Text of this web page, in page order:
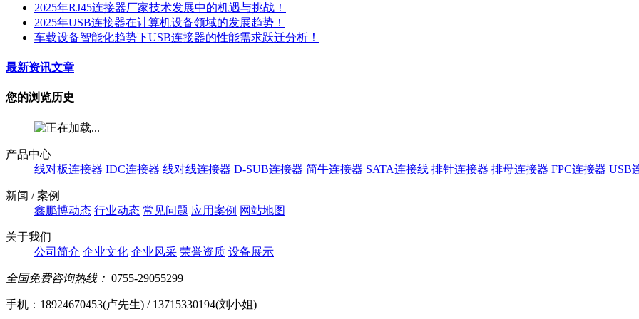
2025年RJ45连接器厂家技术发展中的机遇与挑战！
2025年USB连接器在计算机设备领域的发展趋势！
车载设备智能化趋势下USB连接器的性能需求跃迁分析！
最新资讯文章
您的浏览历史
产品中心
线对板连接器 IDC连接器 线对线连接器 D-SUB连接器 简牛连接器 SATA连接线 排针连接器 排母连接器 FPC连接器 USB
新闻 / 案例
鑫鹏博动态 行业动态 常见问题 应用案例 网站地图
关于我们
公司简介 企业文化 企业风采 荣誉资质 设备展示
全国免费咨询热线： 0755-29055299
手机：18924670453(卢先生) / 13715330194(刘小姐)